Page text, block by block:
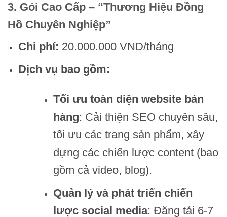
3. Gói Cao Cấp – “Thương Hiệu Đồng
Hồ Chuyên Nghiệp”
Chi phí: 20.000.000 VND/tháng
Dịch vụ bao gồm:
Tối ưu toàn diện website bán
hàng: Cải thiện SEO chuyên sâu,
tối ưu các trang sản phẩm, xây
dựng các chiến lược content (bao
gồm cả video, blog).
Quản lý và phát triển chiến
lược social media: Đăng tải 6-7